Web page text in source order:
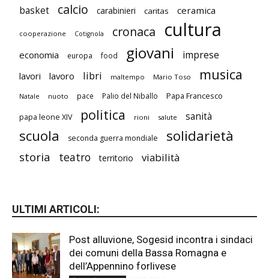
basket calcio carabinieri caritas ceramica
cooperazione Cotignola cronaca cultura
economia europa food giovani imprese
lavori lavoro libri maltempo Mario Toso musica
Natale nuoto pace Palio del Niballo Papa Francesco
papa leone XIV politica rioni salute sanità
scuola seconda guerra mondiale solidarietà
storia teatro territorio viabilità
ULTIMI ARTICOLI:
Post alluvione, Sogesid incontra i sindaci
dei comuni della Bassa Romagna e
dell’Appennino forlivese